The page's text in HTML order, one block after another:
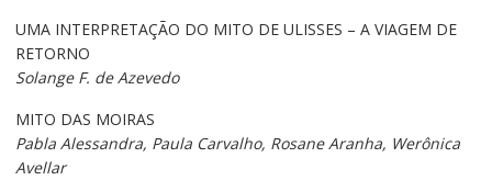
UMA INTERPRETAÇÃO DO MITO DE ULISSES – A VIAGEM DE
RETORNO
Solange F. de Azevedo
MITO DAS MOIRAS
Pabla Alessandra, Paula Carvalho, Rosane Aranha, Werônica
Avellar